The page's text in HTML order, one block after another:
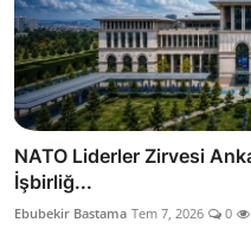
NATO Liderler Zirvesi
İşbirliğ...
Ebubekir Bastama Tem 7, 2026 0